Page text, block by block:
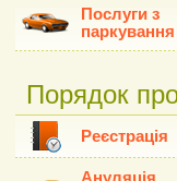
Послуги з
паркування
Порядок
Реєстрація